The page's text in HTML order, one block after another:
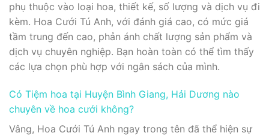
phụ thuộc vào loại hoa, thiết kế, số lượng và dịch vụ đi
kèm. Hoa Cưới Tú Anh, với đánh giá cao, có mức giá
tầm trung đến cao, phản ánh chất lượng sản phẩm và
dịch vụ chuyên nghiệp. Bạn hoàn toàn có thể tìm thấy
các lựa chọn phù hợp với ngân sách của mình.
Có Tiệm hoa tại Huyện Bình Giang, Hải Dương nào
chuyên về hoa cưới không?
Vâng, Hoa Cưới Tú Anh ngay trong tên đã thể hiện sự